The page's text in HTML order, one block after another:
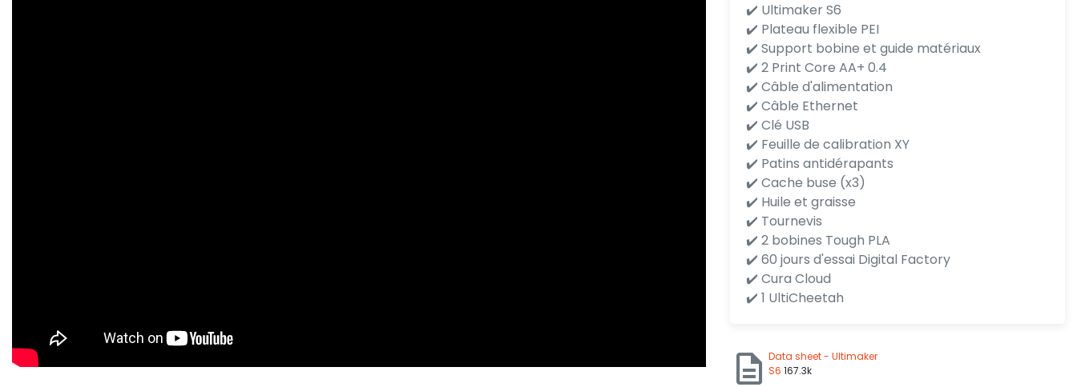
✔️ Ultimaker S6
✔️ Plateau flexible PEI
✔️ Support bobine et guide matériaux
✔️ 2 Print Core AA+ 0.4
✔️ Câble d'alimentation
✔️ Câble Ethernet
✔️ Clé USB
✔️ Feuille de calibration XY
✔️ Patins antidérapants
✔️ Cache buse (x3)
✔️ Huile et graisse
✔️ Tournevis
✔️ 2 bobines Tough PLA
✔️ 60 jours d'essai Digital Factory
✔️ Cura Cloud
✔️ 1 UltiCheetah
Data sheet - Ultimaker
S6 167.3k